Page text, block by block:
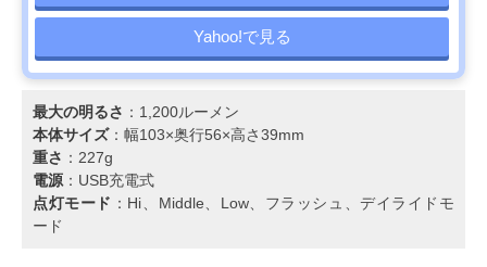
Yahoo!で見る
最大の明るさ ：1,200ルーメン
本体サイズ：幅103×奥行56×高さ39mm
重さ ：227g
電源 ：USB充電式
点灯モード ：Hi、Middle、Low、フラッシュ、デイライドモ
ード